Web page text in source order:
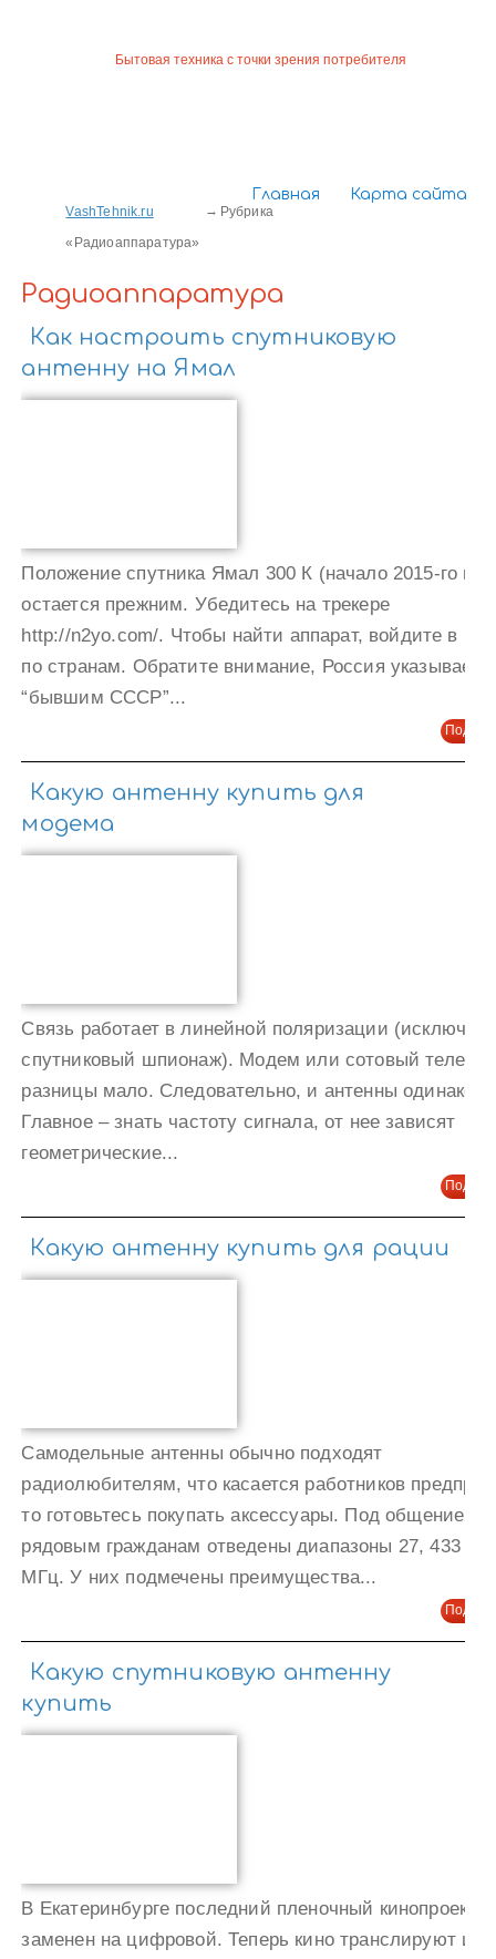
Главная Карта сайта
Бытовая техника с точки зрения потребителя
VashTehnik.ru
Рубрика
«Радиоаппаратура»
Радиоаппаратура
Как настроить спутниковую
антенну на Ямал
Положение спутника Ямал 300 К (начало 2015-го
остается прежним. Убедитесь на трекере
http://n2yo.com/. Чтобы найти аппарат, войдите в
по странам. Обратите внимание, Россия
“бывшим СССР”...
Какую антенну купить для
модема
Связь работает в линейной поляризации
спутниковый шпионаж). Модем или сотовый
разницы мало. Следовательно, и антенны
Главное – знать частоту сигнала, от нее зависят
геометрические...
Какую антенну купить для рации
Самодельные антенны обычно подходят
радиолюбителям, что касается работников
то готовьтесь покупать аксессуары. Под общение
рядовым гражданам отведены диапазоны 27, 433 и
МГц. У них подмечены преимущества...
Какую спутниковую антенну
купить
В Екатеринбурге последний пленочный кинопроектор
заменен на цифровой. Теперь кино транслируют из